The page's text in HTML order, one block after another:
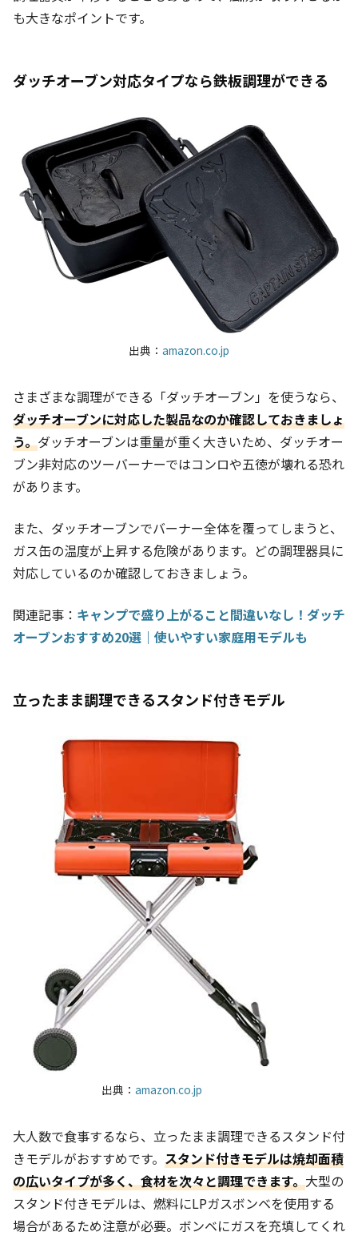
も大きなポイントです。
ダッチオーブン対応タイプなら鉄板調理ができる
出典： amazon.co.jp
さまざまな調理ができる「ダッチオーブン」を使うなら、
ダッチオーブンに対応した製品なのか確認しておきましょ
う。ダッチオーブンは重量が重く大きいため、ダッチオー
ブン非対応のツーバーナーではコンロや五徳が壊れる恐れ
があります。
また、ダッチオーブンでバーナー全体を覆ってしまうと、
ガス缶の温度が上昇する危険があります。どの調理器具に
対応しているのか確認しておきましょう。
関連記事： キャンプで盛り上がること間違いなし！ダッチ
オーブンおすすめ20選｜使いやすい家庭用モデルも
立ったまま調理できるスタンド付きモデル
出典： amazon.co.jp
大人数で食事するなら、立ったまま調理できるスタンド付
きモデルがおすすめです。 スタンド付きモデルは焼却面積
の広いタイプが多く、食材を次々と調理できます。大型の
スタンド付きモデルは、燃料にLPガスボンベを使用する
場合があるため注意が必要。ボンベにガスを充填してくれ